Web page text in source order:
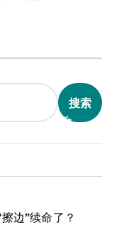
搜索
边”续命了？